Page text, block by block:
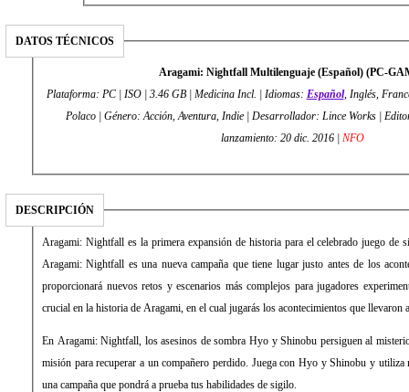
DATOS TÉCNICOS
Aragami: Nightfall Multilenguaje (Español) (PC-
Plataforma: PC | ISO | 3.46 GB | Medicina Incl. | Idiomas: Español, Inglés,
Polaco | Género: Acción, Aventura, Indie | Desarrollador: Lince Works | Editor: Lince Works | Fecha de
lanzamiento: 20 dic. 2016 | NFO
DESCRIPCIÓN
Aragami: Nightfall es la primera expansión de historia para el celebrado juego de
Aragami: Nightfall es una nueva campaña que tiene lugar justo antes de los
proporcionará nuevos retos y escenarios más complejos para jugadores
crucial en la historia de Aragami, en el cual jugarás los acontecimientos que llevaron
En Aragami: Nightfall, los asesinos de sombra Hyo y Shinobu persiguen al
misión para recuperar a un compañero perdido. Juega con Hyo y Shinobu y utiliza
una campaña que pondrá a prueba tus habilidades de sigilo.